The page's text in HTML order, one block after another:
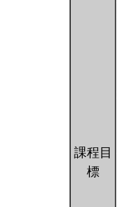
課程目
標